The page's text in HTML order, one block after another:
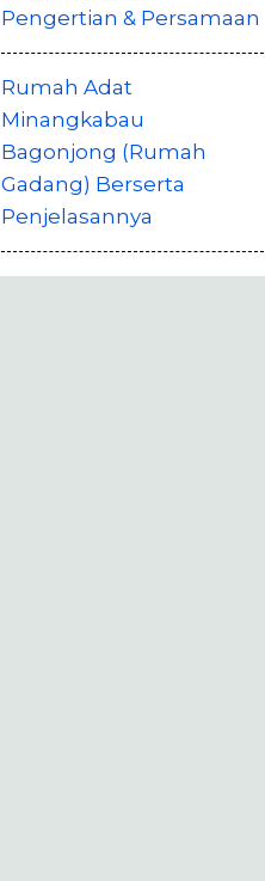
Pengertian & Persamaan
Rumah Adat
Minangkabau
Bagonjong (Rumah
Gadang) Berserta
Penjelasannya